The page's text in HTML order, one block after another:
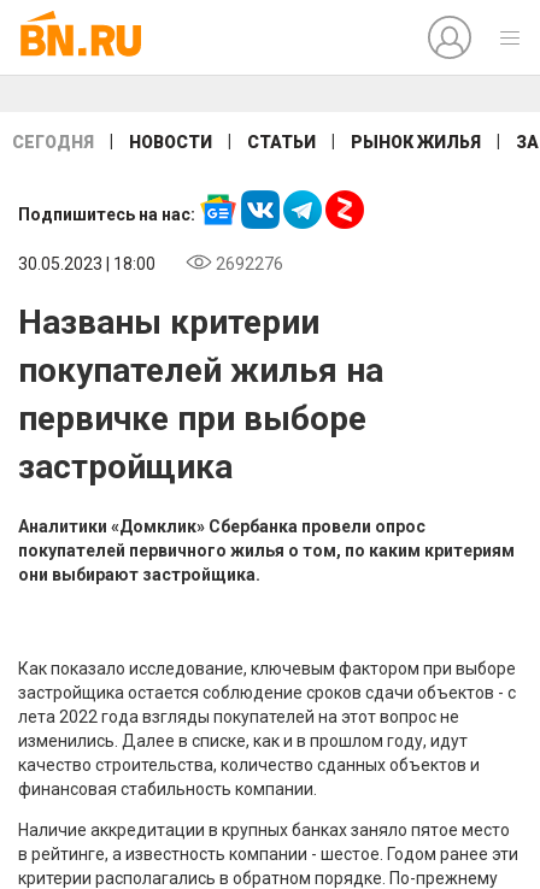
СЕГОДНЯ НОВОСТИ СТАТЬИ РЫНОК ЖИЛЬЯ
Подпишитесь на нас:
30.05.2023 | 18:00 2692276
Названы критерии
покупателей жилья на
первичке при выборе
застройщика
Аналитики «Домклик» Сбербанка провели опрос
покупателей первичного жилья о том, по каким критериям
они выбирают застройщика.
Как показало исследование, ключевым фактором при выборе
застройщика остается соблюдение сроков сдачи объектов - с
лета 2022 года взгляды покупателей на этот вопрос не
изменились. Далее в списке, как и в прошлом году, идут
качество строительства, количество сданных объектов и
финансовая стабильность компании.
Наличие аккредитации в крупных банках заняло пятое место
в рейтинге, а известность компании - шестое. Годом ранее эти
критерии располагались в обратном порядке. По-прежнему